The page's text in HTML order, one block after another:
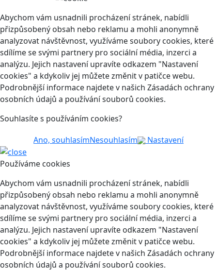
Abychom vám usnadnili procházení stránek, nabídli
přizpůsobený obsah nebo reklamu a mohli anonymně
analyzovat návštěvnost, využíváme soubory cookies, které
sdílíme se svými partnery pro sociální média, inzerci a
analýzu. Jejich nastavení upravíte odkazem "Nastavení
cookies" a kdykoliv jej můžete změnit v patičce webu.
Podrobnější informace najdete v našich Zásadách ochrany
osobních údajů a používání souborů cookies.
Souhlasíte s používáním cookies?
Ano, souhlasímNesouhlasím Nastavení
Používáme cookies
Abychom vám usnadnili procházení stránek, nabídli
přizpůsobený obsah nebo reklamu a mohli anonymně
analyzovat návštěvnost, využíváme soubory cookies, které
sdílíme se svými partnery pro sociální média, inzerci a
analýzu. Jejich nastavení upravíte odkazem "Nastavení
cookies" a kdykoliv jej můžete změnit v patičce webu.
Podrobnější informace najdete v našich Zásadách ochrany
osobních údajů a používání souborů cookies.